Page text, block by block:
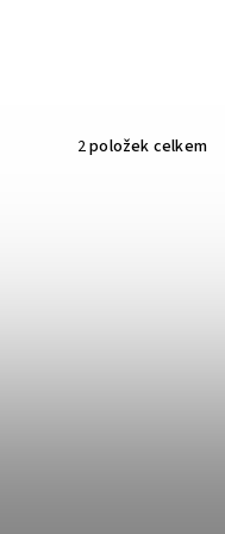
2položek celkem